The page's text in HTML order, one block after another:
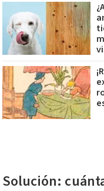
Solución: